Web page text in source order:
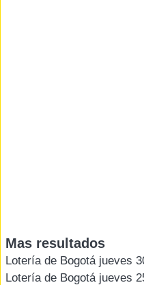
Mas resultados
Lotería de Bogotá jueves
Lotería de Bogotá jueves